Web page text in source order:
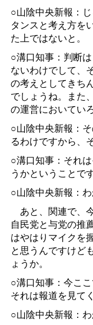
○山陰中央新報：
タンスと考え方を
た上ではないと。
○溝口知事：判断
ないわけでして、
の考えとしてきち
でしょうね。また
の運営においてい
○山陰中央新報：
るわけですから、
○溝口知事：それ
うかということです
○山陰中央新報：わ
あと、関連で、
自民党と与党の推
はやはりマイクを
と思うんですけど
ょうか。
○溝口知事：今こ
それは報道を見て
○山陰中央新報：